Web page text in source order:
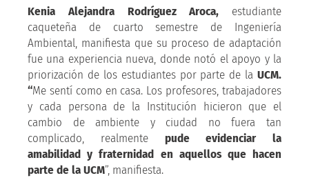
Kenia Alejandra Rodríguez Aroca, estudiante
caqueteña de cuarto semestre de Ingeniería
Ambiental, manifiesta que su proceso de adaptación
fue una experiencia nueva, donde notó el apoyo y la
priorización de los estudiantes por parte de la UCM.
“Me sentí como en casa. Los profesores, trabajadores
y cada persona de la Institución hicieron que el
cambio de ambiente y ciudad no fuera tan
complicado, realmente pude evidenciar la
amabilidad y fraternidad en aquellos que hacen
parte de laUCM”, manifiesta.